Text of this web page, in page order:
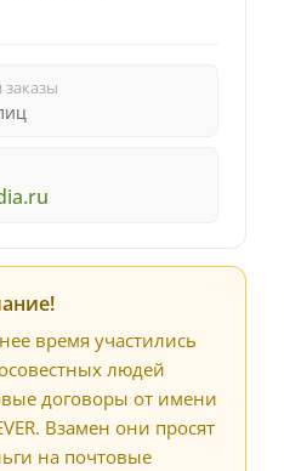
время участились
людей
договоры от имени
Взамен они просят
на почтовые